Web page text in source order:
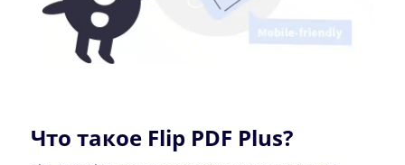
Что такое Flip PDF Plus?